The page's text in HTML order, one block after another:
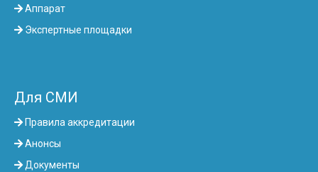
Аппарат
Экспертные площадки
Для СМИ
Правила аккредитации
Анонсы
Документы